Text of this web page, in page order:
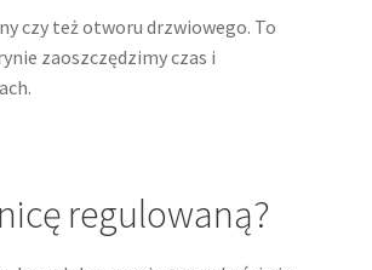
czy też otworu drzwiowego. To
zaoszczędzimy czas i
regulowaną?